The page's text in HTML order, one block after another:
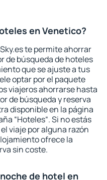
en Venetico?
te permite ahorrar
de búsqueda de hoteles
que se ajuste a tus
optar por el paquete
viajeros ahorrarse hasta
de búsqueda y reserva
disponible en la página
“Hoteles“. Si no estás
viaje por alguna razón
ofrece la
sin coste.
de hotel en